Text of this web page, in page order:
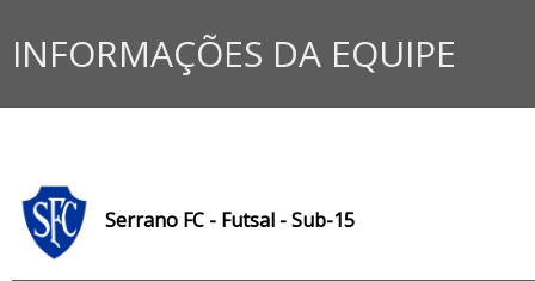
INFORMAÇÕES DA EQUIPE
Serrano FC - Futsal - Sub-15